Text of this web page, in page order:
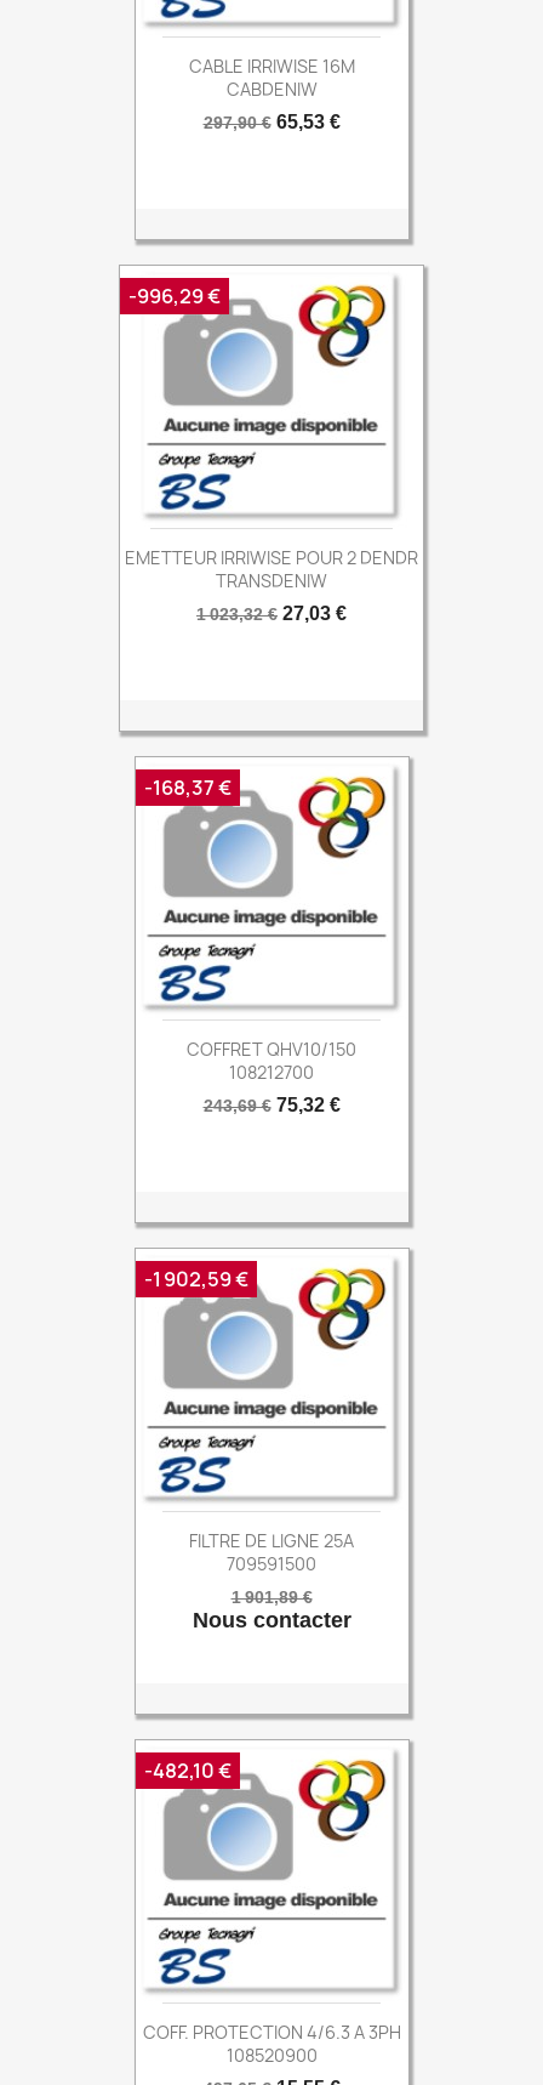
CABLE IRRIWISE 16M
CABDENIW
Prix
297,90 € Prix
65,53 €
EMETTEUR IRRIWISE POUR 2 DENDR
TRANSDENIW
Prix
1 023,32 € Prix
27,03 €
-996,29 €
COFFRET QHV10/150
108212700
Prix
243,69 € Prix
75,32 €
-168,37 €
FILTRE DE LIGNE 25A
709591500
Prix
de
1 901,89 €Prix
Nous contacter
-1 902,59 €
COFF. PROTECTION 4/6.3 A 3PH
108520900
-482,10 €